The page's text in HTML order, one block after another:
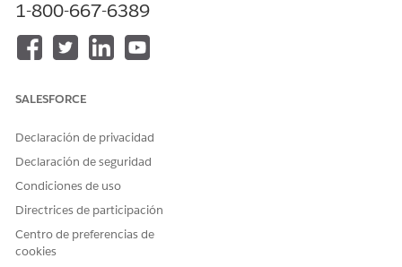
consulte el repositorio de consentimientos de
¿RESOLVIÓ ESTE ARTÍCULO SU PROBLEMA?
1-800-667-6389
SALESFORCE
Declaración de privacidad
Declaración de seguridad
Condiciones de uso
Directrices de participación
Centro de preferencias de
cookies